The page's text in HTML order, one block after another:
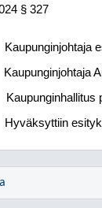
§ 327
Kaupunginjohtaja
Kaupunginjohtaja
Kaupunginhallitus
Hyväksyttiin